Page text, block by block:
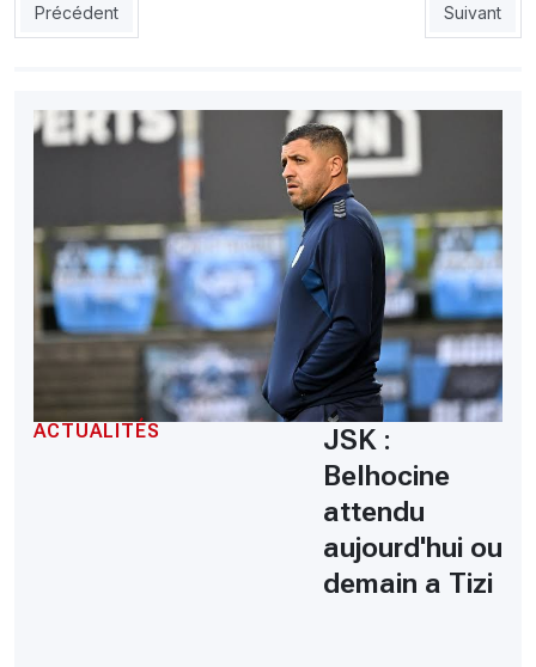
Article précédent : CABBA_CSC : Bounaâs : «Condamnés à
Précédent Article
Suivant
ACTUALITÉS
JSK :
Belhocine
attendu
aujourd'hui ou
demain a Tizi